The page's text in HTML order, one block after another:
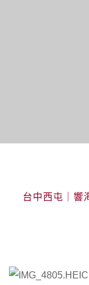
台中西屯｜響